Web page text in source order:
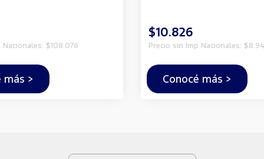
$108.076
más >
$10.826
Precio sin Imp Nacionales:
Conocé más >